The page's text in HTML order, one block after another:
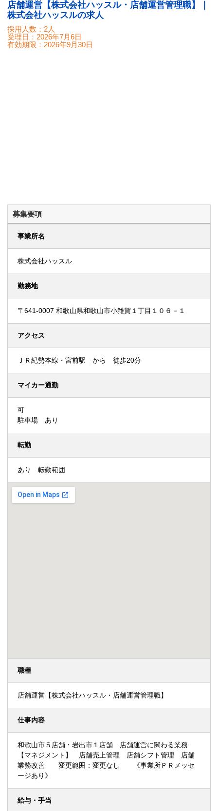
店舗運営【株式会社ハッスル・店舗運営管理職】｜
株式会社ハッスルの求人
採用人数：2人
受理日： 2026年7月6日
有効期限： 2026年9月30日
募集要項
事業所名
株式会社ハッスル
勤務地
〒641-0007 和歌山県和歌山市小雑賀１丁目１０６－１
アクセス
ＪＲ紀勢本線・宮前駅 から 徒歩20分
マイカー通勤
可
駐車場 あり
転勤
あり 転勤範囲
職種
店舗運営【株式会社ハッスル・店舗運営管理職】
仕事内容
和歌山市５店舗・岩出市１店舗 店舗運営に関わる業務
【マネジメント】 店舗売上管理 店舗シフト管理 店舗
業務改善 変更範囲：変更なし 《事業所ＰＲメッセ
ージあり》
給与・手当